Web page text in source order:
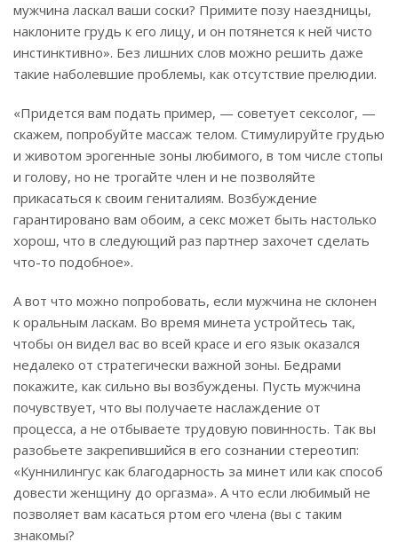
мужчина ласкал ваши соски? Примите позу наездницы,
наклоните грудь к его лицу, и он потянется к ней чисто
инстинктивно». Без лишних слов можно решить даже
такие наболевшие проблемы, как отсутствие прелюдии.
«Придется вам подать пример, — советует сексолог, —
скажем, попробуйте массаж телом. Стимулируйте грудью
и животом эрогенные зоны любимого, в том числе стопы
и голову, но не трогайте член и не позволяйте
прикасаться к своим гениталиям. Возбуждение
гарантировано вам обоим, а секс может быть настолько
хорош, что в следующий раз партнер захочет сделать
что-то подобное».
А вот что можно попробовать, если мужчина не склонен
к оральным ласкам. Во время минета устройтесь так,
чтобы он видел вас во всей красе и его язык оказался
недалеко от стратегически важной зоны. Бедрами
покажите, как сильно вы возбуждены. Пусть мужчина
почувствует, что вы получаете наслаждение от
процесса, а не отбываете трудовую повинность. Так вы
разобьете закрепившийся в его сознании стереотип:
«Куннилингус как благодарность за минет или как способ
довести женщину до оргазма». А что если любимый не
позволяет вам касаться ртом его члена (вы с таким
знакомы?